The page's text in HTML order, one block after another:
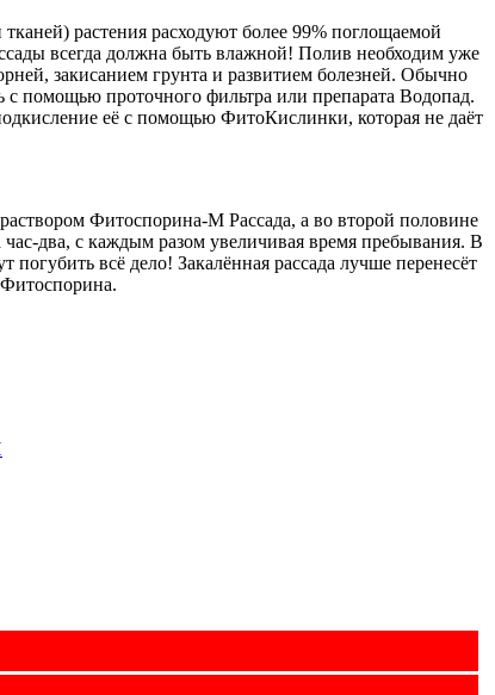
растения расходуют более 99% поглощаемой
всегда должна быть влажной! Полив необходим уже
закисанием грунта и развитием болезней. Обычно
помощью проточного фильтра или препарата Водопад.
её с помощью ФитоКислинки, которая не даёт
Фитоспорина-М Рассада, а во второй половине
два, с каждым разом увеличивая время пребывания. В
всё дело! Закалённая рассада лучше перенесёт